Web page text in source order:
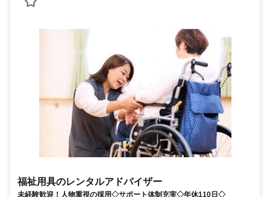
福祉用具のレンタルアドバイザー
未経験歓迎！人物重視の採用◇サポート体制充実◇年休110日◇